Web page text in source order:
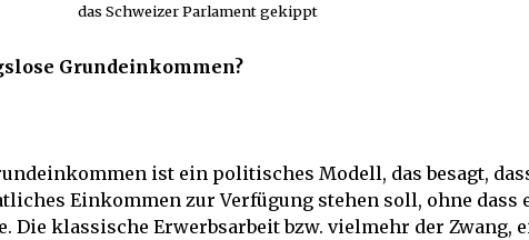
das Schweizer Parlament gekippt
Grundeinkommen?
ist ein politisches Modell, das besagt,
Einkommen zur Verfügung stehen soll, ohne dass
Die klassische Erwerbsarbeit bzw. vielmehr der Zwang,